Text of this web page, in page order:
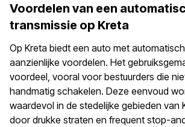
Voordelen van een
transmissie op Kreta
Op Kreta biedt een auto met
aanzienlijke voordelen. Het
voordeel, vooral voor bestuurders die
handmatig schakelen. Deze eenvoud
waardevol in de stedelijke gebieden van
door drukke straten en frequent stop-